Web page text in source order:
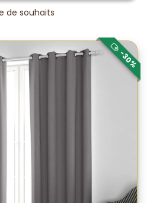
de souhaits
-30%